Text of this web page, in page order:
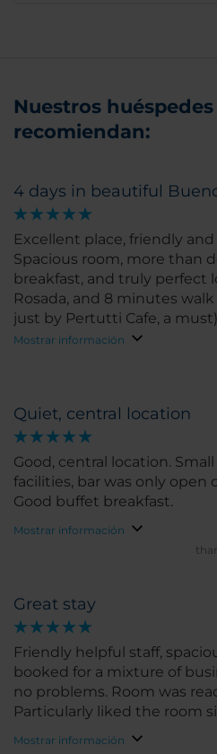
Nuestros
recomiendan:
4 days in beautiful
Excellent place, friendly
Spacious room, more than
breakfast, and truly perfect
Rosada, and 8 minutes walk to
just by Pertutti Cafe, a
Mostrar información
Quiet, central location
Good, central location.
facilities, bar was only open
Good buffet breakfast.
Mostrar información
Great stay
Friendly helpful staff,
booked for a mixture of
no problems. Room was
Particularly liked the room
Mostrar información